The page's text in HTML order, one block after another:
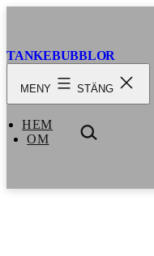
TANKEBUBBLOR
MENY STÄNG
HEM
OM
SÖK
…